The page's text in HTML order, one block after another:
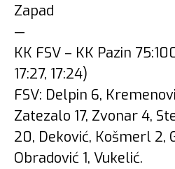
Zapad
—
KK FSV – KK Pazin
17:27, 17:24)
FSV: Delpin 6,
Zatezalo 17, Zvonar 4,
20, Deković, Košmerl 2,
Obradović 1, Vukelić.